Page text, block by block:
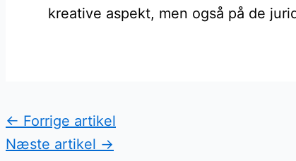
kreative aspekt, men også på de
← Forrige artikel
Næste artikel →